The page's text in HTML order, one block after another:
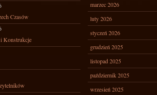
Czasów
Konstrukcje
marzec 2026
luty 2026
styczeń 2026
grudzień 2025
listopad 2025
październik 2025
wrzesień 2025